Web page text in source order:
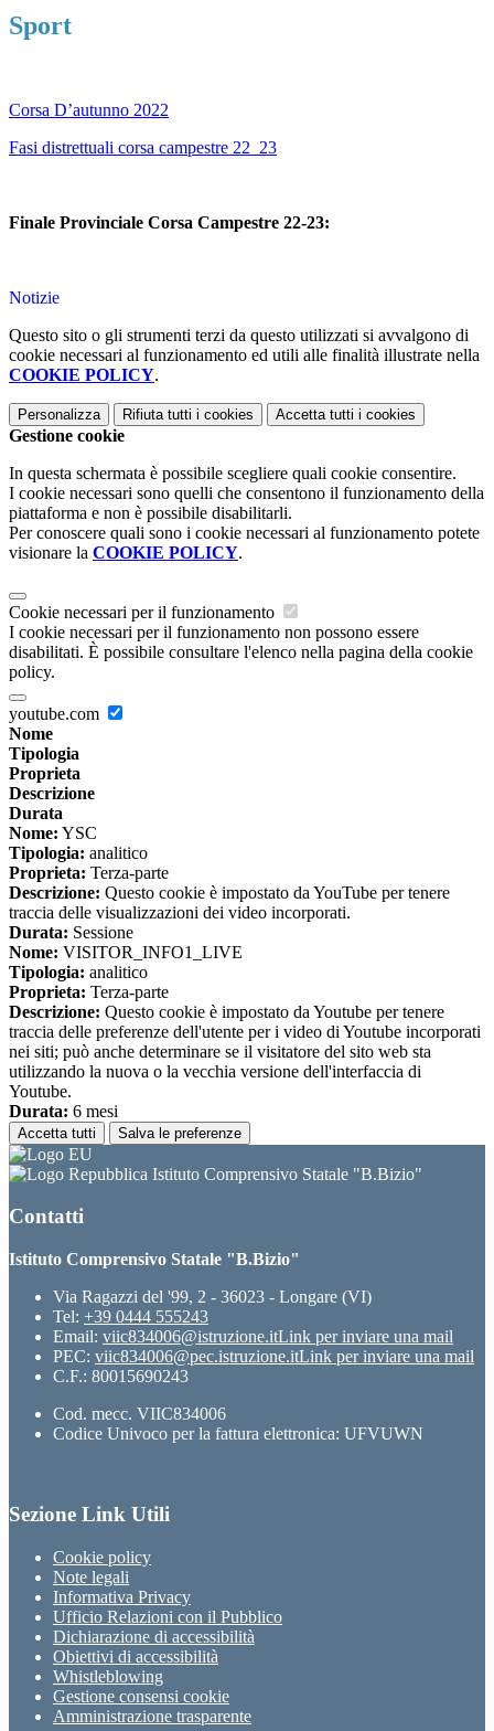
Sport
Corsa D’autunno 2022
Fasi distrettuali corsa campestre 22_23
Finale Provinciale Corsa Campestre 22-23:
Notizie
Questo sito o gli strumenti terzi da questo utilizzati si avvalgono di
cookie necessari al funzionamento ed utili alle finalità illustrate nella
COOKIE POLICY.
Personalizza Rifiuta tutti i cookies Accetta tutti i cookies
Gestione cookie
In questa schermata è possibile scegliere quali cookie consentire.
I cookie necessari sono quelli che consentono il funzionamento della
piattaforma e non è possibile disabilitarli.
Per conoscere quali sono i cookie necessari al funzionamento potete
visionare la COOKIE POLICY.
Cookie necessari per il funzionamento
I cookie necessari per il funzionamento non possono essere
disabilitati. È possibile consultare l'elenco nella pagina della cookie
policy.
youtube.com
Nome
Tipologia
Proprieta
Descrizione
Durata
Nome: YSC
Tipologia: analitico
Proprieta: Terza-parte
Descrizione: Questo cookie è impostato da YouTube per tenere
traccia delle visualizzazioni dei video incorporati.
Durata: Sessione
Nome: VISITOR_INFO1_LIVE
Tipologia: analitico
Proprieta: Terza-parte
Descrizione: Questo cookie è impostato da Youtube per tenere
traccia delle preferenze dell'utente per i video di Youtube incorporati
nei siti; può anche determinare se il visitatore del sito web sta
utilizzando la nuova o la vecchia versione dell'interfaccia di
Youtube.
Durata: 6 mesi
Accetta tutti Salva le preferenze
Istituto Comprensivo Statale "B.Bizio"
Contatti
Istituto Comprensivo Statale "B.Bizio"
Via Ragazzi del '99, 2 - 36023 - Longare (VI)
Tel: +39 0444 555243
Email: viic834006@istruzione.itLink per inviare una mail
PEC: viic834006@pec.istruzione.itLink per inviare una mail
C.F.: 80015690243
Cod. mecc. VIIC834006
Codice Univoco per la fattura elettronica: UFVUWN
Sezione Link Utili
Cookie policy
Note legali
Informativa Privacy
Ufficio Relazioni con il Pubblico
Dichiarazione di accessibilità
Obiettivi di accessibilità
Whistleblowing
Gestione consensi cookie
Amministrazione trasparente